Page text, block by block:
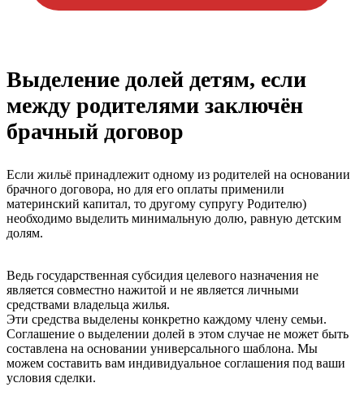
Выделение долей детям, если
между родителями заключён
брачный договор
Если жильё принадлежит одному из родителей на основании
брачного договора, но для его оплаты применили
материнский капитал, то другому супругу Родителю)
необходимо выделить минимальную долю, равную детским
долям.
Ведь государственная субсидия целевого назначения не
является совместно нажитой и не является личными
средствами владельца жилья.
Эти средства выделены конкретно каждому члену семьи.
Соглашение о выделении долей в этом случае не может быть
составлена на основании универсального шаблона. Мы
можем составить вам индивидуальное соглашения под ваши
условия сделки.